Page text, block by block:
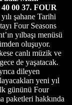
00 37. FOUR
şahane Tarihi
Four Seasons
yılbaşı menüsü
oluşuyor.
canlı müzik ve
de yaşatacak.
dileyen
yeni yıl
gününü Four
paketleri hakkında